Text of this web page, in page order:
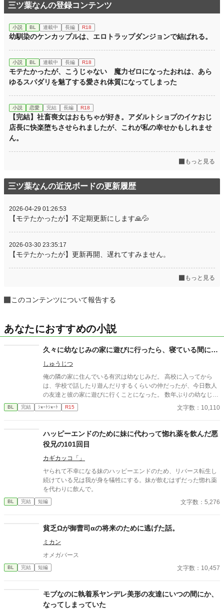
三ツ葉なんの登録コンテンツ
小説 BL 連載中 長編 R18
幼馴染のケンカップルは、エロトラップダンジョンで結ばれる。
小説 BL 連載中 長編 R18
モテたかったが、こうじゃない 魔力ゼロになったおれは、あら
ゆるスパダリを魅了する愛され体質になってしまった
小説 恋愛 完結 長編 R18
【完結】社畜喪女はおもちゃが好き。アダルトショプのイケおじ
店長に快楽堕ちさせられましたが、これが私の幸せかもしれませ
ん。
もっと見る
三ツ葉なんの近況ボードの更新履歴
2026-04-29 01:26:53
【モテたかったが】不定期更新にします🙏💦
2026-03-30 23:35:17
【モテたかったが】更新再開、遅れてすみません。
もっと見る
このコンテンツについて報告する
あなたにおすすめの小説
久々に幼なじみの家に遊びに行ったら、寝ている間に…
しゅうじつ
俺の隣の家に住んでいる有沢は幼なじみだ。 高校に入ってから
は、学校で話したり遊んだりするくらいの仲だったが、今日数人
の友達と彼の家に遊びに行くことになった。 数年ぶりの幼なじみ
の家を懐かしんでいる中、いつの間にか友人たちは帰っており、
幼なじみと2人きりに。 そこで俺は彼の部屋であるものを見つけ
BL 完結 ｼｮｰﾄｼｮｰﾄ R15 文字数：10,110
ハッピーエンドのために妹に代わって惚れ薬を飲んだ悪
役兄の101回目
カギカッコ「」
ヤられて不幸になる妹のハッピーエンドのため、リバース転生し
続けている兄は我が身を犠牲にする。妹が飲むはずだった惚れ薬
を代わりに飲んで。
BL 完結 短編 文字数：5,276
貧乏Ωが御曹司αの将来のために逃げた話。
ミカン
オメガバース
BL 完結 短編 文字数：10,457
モブなのに執着系ヤンデレ美形の友達にいつの間にか、
なってしまっていた